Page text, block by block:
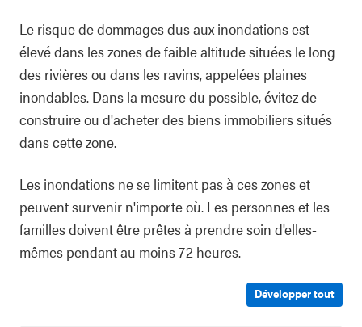
Le risque de dommages dus aux inondations est
élevé dans les zones de faible altitude situées le long
des rivières ou dans les ravins, appelées plaines
inondables. Dans la mesure du possible, évitez de
construire ou d'acheter des biens immobiliers situés
dans cette zone.
Les inondations ne se limitent pas à ces zones et
peuvent survenir n'importe où. Les personnes et les
familles doivent être prêtes à prendre soin d'elles-
mêmes pendant au moins 72 heures.
Développer tout